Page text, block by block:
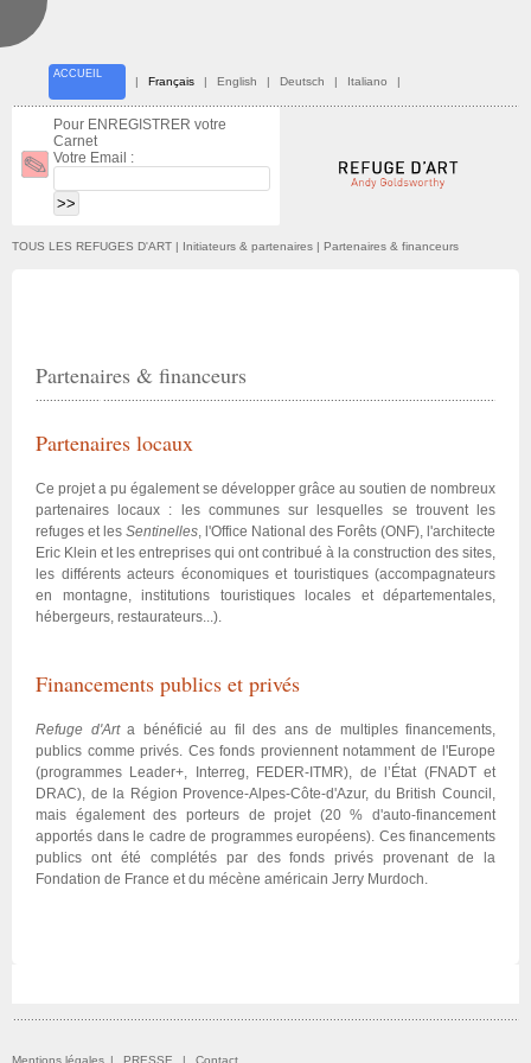
ACCUEIL
| Français | English | Deutsch | Italiano |
Pour ENREGISTRER votre
Carnet
Votre Email :
TOUS LES REFUGES D'ART | Initiateurs & partenaires | Partenaires & financeurs
Partenaires & financeurs
Partenaires locaux
Ce projet a pu également se développer grâce au soutien de nombreux
partenaires locaux : les communes sur lesquelles se trouvent les
refuges et les Sentinelles, l'Office National des Forêts (ONF), l'architecte
Eric Klein et les entreprises qui ont contribué à la construction des sites,
les différents acteurs économiques et touristiques (accompagnateurs
en montagne, institutions touristiques locales et départementales,
hébergeurs, restaurateurs...).
Financements publics et privés
Refuge d'Arta bénéficié au fil des ans de multiples financements,
publics comme privés. Ces fonds proviennent notamment de l'Europe
(programmes Leader+, Interreg, FEDER-ITMR), de l’État (FNADT et
DRAC), de la Région Provence-Alpes-Côte-d'Azur, du British Council,
mais également des porteurs de projet (20 % d'auto-financement
apportés dans le cadre de programmes européens). Ces financements
publics ont été complétés par des fonds privés provenant de la
Fondation de France et du mécène américain Jerry Murdoch.
Mentions légales | PRESSE | Contact